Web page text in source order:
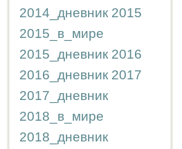
2014_дневник 2015
2015_в_мире
2015_дневник 2016
2016_дневник 2017
2017_дневник
2018_в_мире
2018_дневник